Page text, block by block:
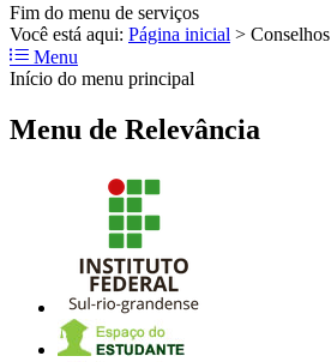
Fim do menu de serviços
Você está aqui: Página inicial > Conselhos
Menu
Início do menu principal
Menu de Relevância